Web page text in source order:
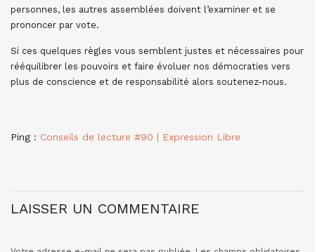
personnes, les autres assemblées doivent l’examiner et se
prononcer par vote.
Si ces quelques règles vous semblent justes et nécessaires pour
rééquilibrer les pouvoirs et faire évoluer nos démocraties vers
plus de conscience et de responsabilité alors soutenez-nous.
Ping : Conseils de lecture #90 | Expression Libre
LAISSER UN COMMENTAIRE